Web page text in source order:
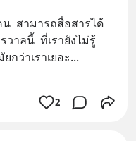
น  สามารถสื่อสารได้
าลนี้  ที่เรายังไม่รู้
กว่าเราเยอะ...
2